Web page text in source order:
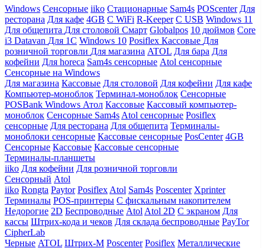
Windows Сенсорные iiko Стационарные Sam4s POScenter Для
ресторана Для кафе 4GB С WiFi R-Keeper С USB Windows 11
Для общепита Для столовой Смарт Globalpos 10 дюймов Core
i3 Datavan Для 1С Windows 10 Posiflex Кассовые Для
розничной торговли Для магазина ATOL Для бара Для
кофейни Для horeca Sam4s сенсорные Atol сенсорные
Сенсорные на Windows
Для магазина Кассовые Для столовой Для кофейни Для кафе
Компьютер-моноблок Терминал-моноблок Сенсорные
POSBank Windows Атол Кассовые Кассовый компьютер-
моноблок Сенсорные Sam4s Atol сенсорные Posiflex
сенсорные Для ресторана Для общепита Терминалы-
моноблоки сенсорные Кассовые сенсорные PosCenter 4GB
Сенсорные Кассовые Кассовые сенсорные
Терминалы-планшеты
iiko Для кофейни Для розничной торговли
Сенсорный Atol
iiko Rongta Paytor Posiflex Atol Sam4s Poscenter Xprinter
Терминалы POS-принтеры С фискальным накопителем
Недорогие 2D Беспроводные Atol Atol 2D С экраном Для
кассы Штрих-кода и чеков Для склада беспроводные PayTor
CipherLab
Черные ATOL Штрих-М Poscenter Posiflex Металлические